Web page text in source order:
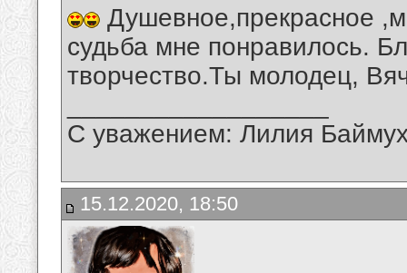
Душевное,прекрасное
судьба мне понравилось.
творчество.Ты молодец,
С уважением: Лилия
15.12.2020, 18:50